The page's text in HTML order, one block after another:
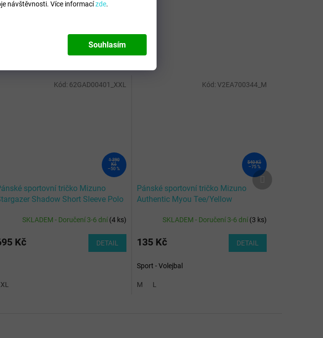
návštěvnosti. Více informacízde.
Souhlasím
1 390
Kč
–50 %
sportovní tričko Mizuno
Shadow Short Sleeve Polo
SKLADEM - Doručení 3-6 dní(4 ks)
Kč DETAIL
Kód: 62GAD00401_XXL
540 Kč
–75 %
Pánské sportovní tričko Mizuno
Authentic Myou Tee/Yellow
SKLADEM - Doručení 3-6 dní(3 ks)
135 Kč DETAIL
Sport - Volejbal
M L
Kód: V2EA700344_M
Další